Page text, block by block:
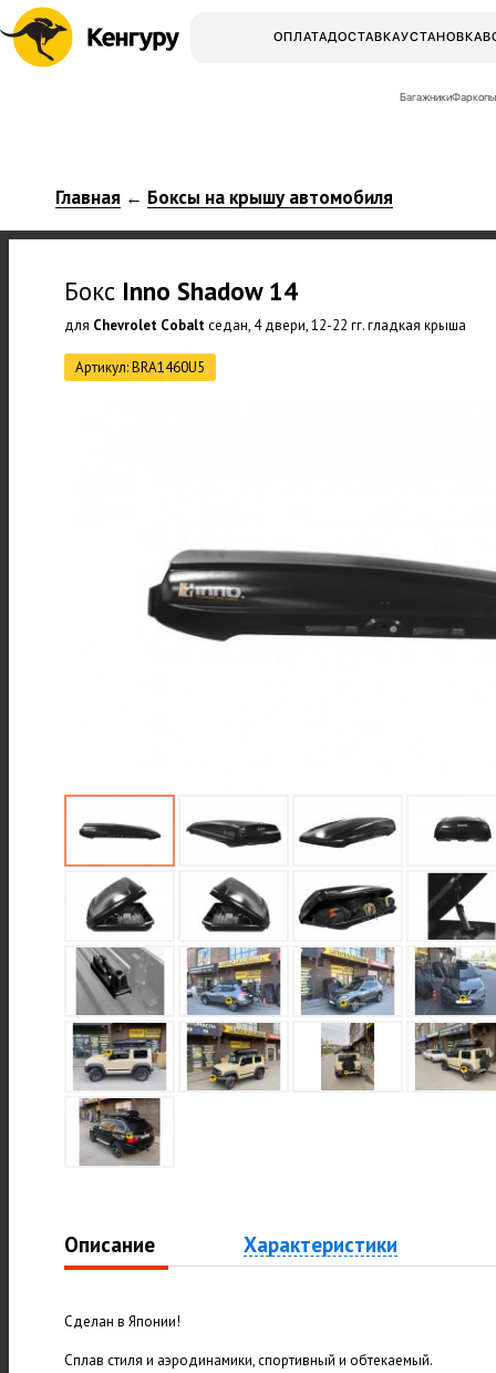
ОПЛАТАДОСТАВКАУСТАНОВКА
БагажникиФаркопы
Главная ← Боксы на крышу автомобиля
Бокс Inno Shadow 14
для Chevrolet Cobaltседан, 4 двери, 12-22 гг. гладкая крыша
Артикул: BRA1460U5
Описание Характеристики
Сделан в Японии!
Сплав стиля и аэродинамики, спортивный и обтекаемый.